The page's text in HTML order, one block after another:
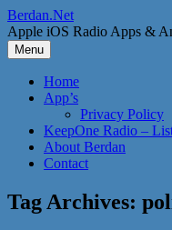
Skip
to
content
Berdan.Net
Apple iOS Radio Apps &
Menu
Home
App’s
Privacy Policy
KeepOne Radio –
About Berdan
Contact
Tag Archives: